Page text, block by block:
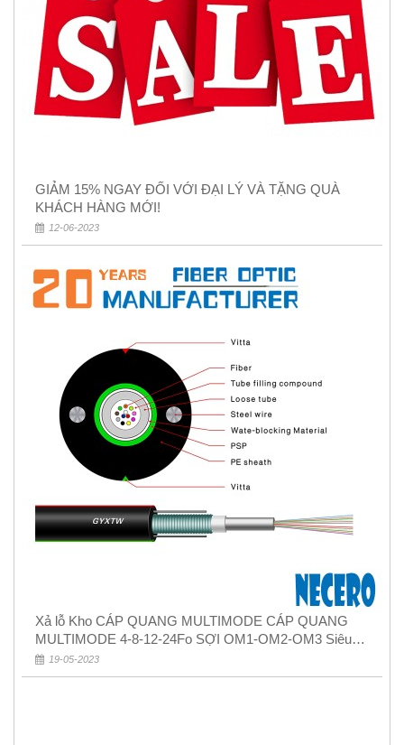
GIẢM 15% NGAY ĐỐI VỚI ĐẠI LÝ VÀ TẶNG QUÀ
KHÁCH HÀNG MỚI!
12-06-2023
Xả lỗ Kho CÁP QUANG MULTIMODE CÁP QUANG
MULTIMODE 4-8-12-24Fo SỢI OM1-OM2-OM3 Siêu
Rẻ 5k
19-05-2023